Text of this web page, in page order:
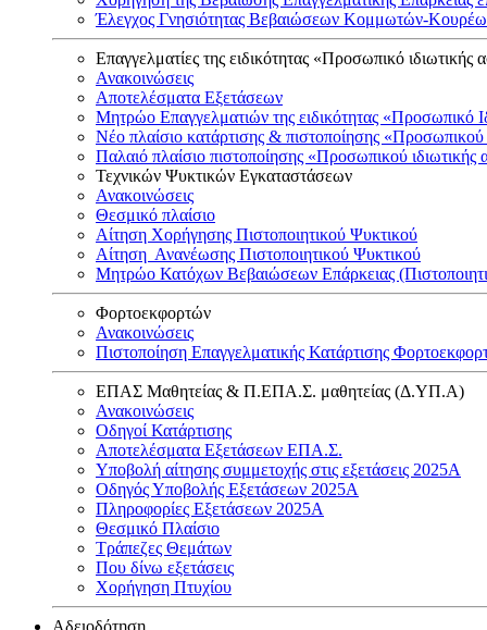
Έλεγχος Γνησιότητας Βεβαιώσεων Κομμωτών-
Επαγγελματίες της ειδικότητας «Προσωπικό ιδιωτικής
Ανακοινώσεις
Αποτελέσματα Εξετάσεων
Μητρώο Επαγγελματιών της ειδικότητας «Προσωπικό
Νέο πλαίσιο κατάρτισης & πιστοποίησης «Προσωπικού
Παλαιό πλαίσιο πιστοποίησης «Προσωπικού
Τεχνικών Ψυκτικών Εγκαταστάσεων
Ανακοινώσεις
Θεσμικό πλαίσιο
Αίτηση Χορήγησης Πιστοποιητικού Ψυκτικού
Αίτηση Ανανέωσης Πιστοποιητικού Ψυκτικού
Μητρώο Κατόχων Βεβαιώσεων Επάρκειας
Φορτοεκφορτών
Ανακοινώσεις
Πιστοποίηση Επαγγελματικής Κατάρτισης
ΕΠΑΣ Μαθητείας & Π.ΕΠΑ.Σ. μαθητείας (Δ.ΥΠ.Α)
Ανακοινώσεις
Oδηγοί Κατάρτισης
Αποτελέσματα Εξετάσεων ΕΠΑ.Σ.
Υποβολή αίτησης συμμετοχής στις εξετάσεις 2025Α
Οδηγός Υποβολής Εξετάσεων 2025A
Πληροφορίες Εξετάσεων 2025Α
Θεσμικό Πλαίσιο
Τράπεζες Θεμάτων
Που δίνω εξετάσεις
Χορήγηση Πτυχίου
Αδειοδότηση